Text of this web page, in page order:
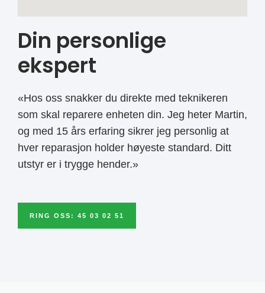
Din personlige
ekspert
«Hos oss snakker du direkte med teknikeren
som skal reparere enheten din. Jeg heter Martin,
og med 15 års erfaring sikrer jeg personlig at
hver reparasjon holder høyeste standard. Ditt
utstyr er i trygge hender.»
RING OSS: 45 03 02 51